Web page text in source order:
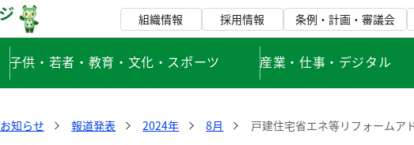
組織情報 採用情報 条例・計画・審議会
子供・若者・教育・文化・スポーツ 産業・仕事・デジタル
お知らせ 報道発表 2024年 8月 戸建住宅省エネ等リフォームア